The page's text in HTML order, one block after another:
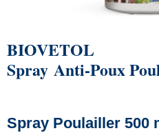
BIOVETOL
Spray Anti-Poux
Spray Poulailler 500